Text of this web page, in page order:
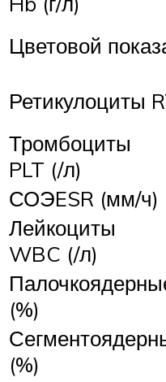
Цветовой
Ретикулоциты
Тромбоциты
PLT (/л)
СОЭESR (мм/ч)
Лейкоциты
WBC (/л)
(%)
(%)